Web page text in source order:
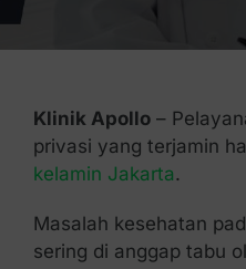
Klinik Apollo–
privasi yang terjamin
kelamin Jakarta.
Masalah kesehatan
sering di anggap tabu